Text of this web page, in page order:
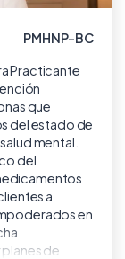
PMHNP-BC
Practicante
que
del estado de
mental.
del
a
en
de